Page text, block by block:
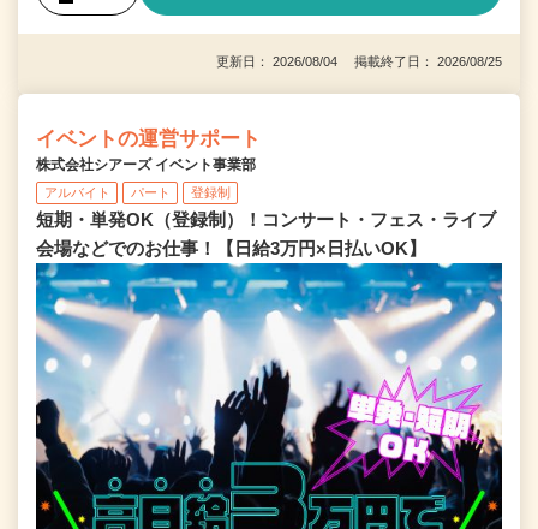
更新日： 2026/08/04 掲載終了日： 2026/08/25
イベントの運営サポート
株式会社シアーズ イベント事業部
アルバイト パート 登録制
短期・単発OK（登録制）！コンサート・フェス・ライブ
会場などでのお仕事！【日給3万円×日払いOK】